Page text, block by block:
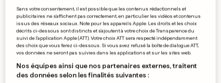
SAN FRANCISCO
Apple lève le voile sur
l'iPhone 5C et 5S
0 0
Sans votre consentement, il est possible que les contenus rédactionnels et
publicitaires ne s'affichent pas correctement, en particulier les vidéos et contenus
issus des réseaux sociaux. Note pour les appareils Apple: Les droits et les choix
décrits ci-dessous sont distincts et s'ajoutent à votre choix de Transparence du
suivi de l'application Apple (ATT). Votre choix ATT sera respecté indépendamment
des choix que vous ferez ci-dessous. Si vous avez refusé la boîte de dialogue ATT,
vos données ne seront pas suivies dans les applications et sur les sites web.
Nos équipes ainsi que nos partenaires externes, traitent
des données selon les finalités suivantes :